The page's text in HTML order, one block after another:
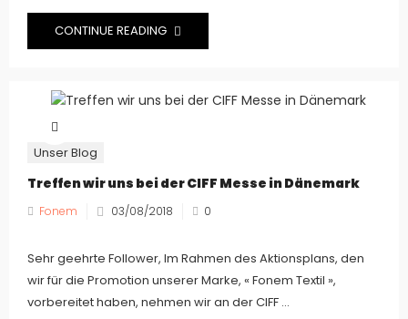
CONTINUE READING
Unser Blog
Treffen wir uns bei der CIFF Messe in Dänemark
Fonem 03/08/2018 0
Sehr geehrte Follower, Im Rahmen des Aktionsplans, den
wir für die Promotion unserer Marke, « Fonem Textil »,
vorbereitet haben, nehmen wir an der CIFF ...